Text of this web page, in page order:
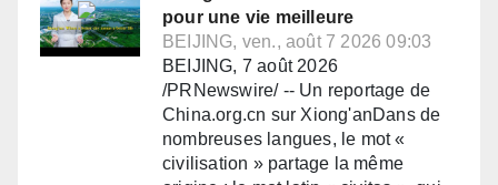
pour une vie meilleure
BEIJING, ven., août 7 2026 09:03
BEIJING, 7 août 2026
/PRNewswire/ -- Un reportage de
China.org.cn sur Xiong'anDans de
nombreuses langues, le mot «
civilisation » partage la même